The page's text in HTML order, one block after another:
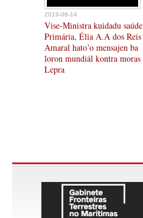
2019-06-14
Vise-Ministra kuidadu saúde
Primária, Élia A.A dos Reis
Amaral hato’o mensajen ba
loron mundiál kontra moras
Lepra